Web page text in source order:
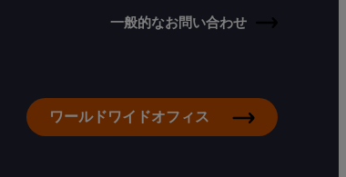
一般的なお問い合わせ
ワールドワイドオフィス